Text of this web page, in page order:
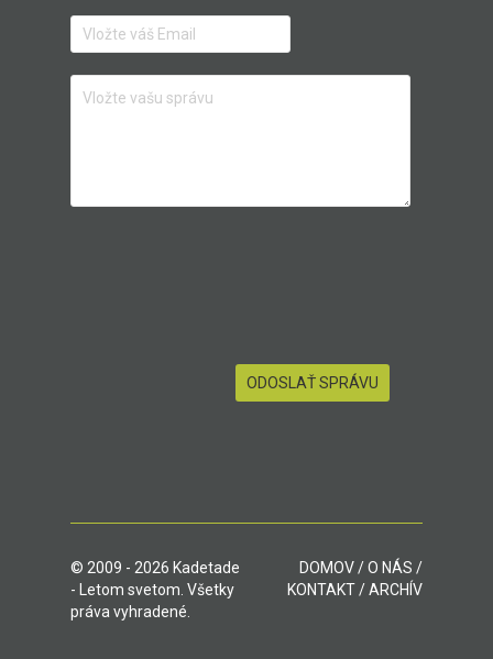
© 2009 - 2026 Kadetade
- Letom svetom. Všetky
práva vyhradené.
DOMOV/O NÁS /
KONTAKT/ARCHÍV